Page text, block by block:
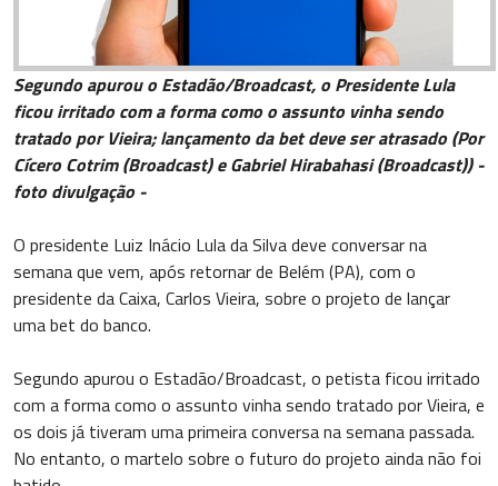
Segundo apurou o Estadão/Broadcast, o Presidente Lula
ficou irritado com a forma como o assunto vinha sendo
tratado por Vieira; lançamento da bet deve ser atrasado (Por
Cícero Cotrim (Broadcast) e Gabriel Hirabahasi (Broadcast)) -
foto divulgação -
O presidente Luiz Inácio Lula da Silva deve conversar na
semana que vem, após retornar de Belém (PA), com o
presidente da Caixa, Carlos Vieira, sobre o projeto de lançar
uma bet do banco.
Segundo apurou o Estadão/Broadcast, o petista ficou irritado
com a forma como o assunto vinha sendo tratado por Vieira, e
os dois já tiveram uma primeira conversa na semana passada.
No entanto, o martelo sobre o futuro do projeto ainda não foi